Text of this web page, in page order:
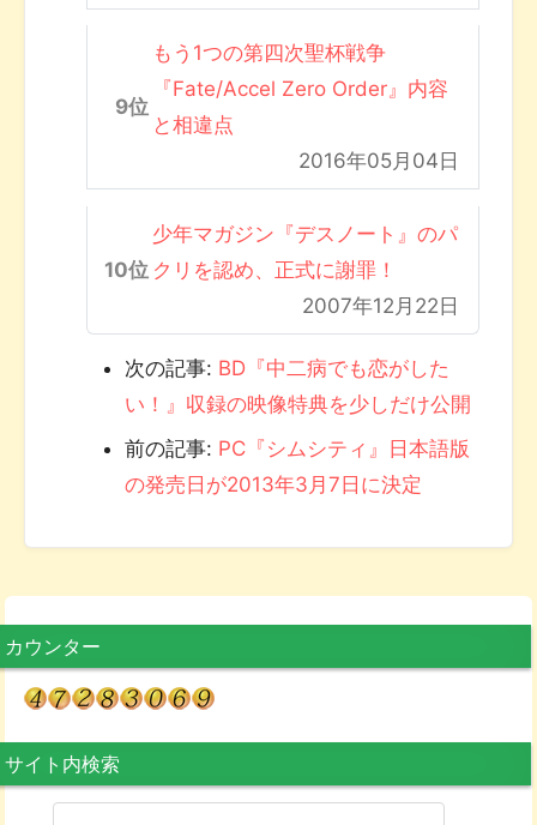
もう1つの第四次聖杯戦争
『Fate/Accel Zero Order』内容
と相違点
2016年05月04日
少年マガジン『デスノート』のパ
クリを認め、正式に謝罪！
2007年12月22日
次の記事: BD『中二病でも恋がした
い！』収録の映像特典を少しだけ公開
前の記事: PC『シムシティ』日本語版
の発売日が2013年3月7日に決定
カウンター
サイト内検索